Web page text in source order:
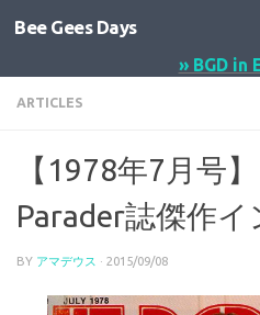
コンテンツへスキップ
Bee Gees Days
» BGD in
ARTICLES
【1978年7月号
Parader誌傑作
BY アマデウス · 2015/09/08